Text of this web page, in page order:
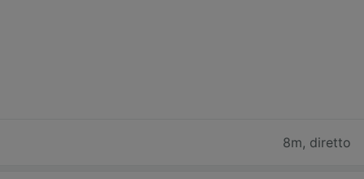
8m, diretto